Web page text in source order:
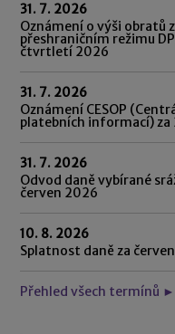
31. 7. 2026
Oznámení o výši
přeshraničním režimu
čtvrtletí 2026
31. 7. 2026
Oznámení CESOP
platebních informací)
31. 7. 2026
Odvod daně vybírané
červen 2026
10. 8. 2026
Splatnost daně za
Přehled všech termínů ►